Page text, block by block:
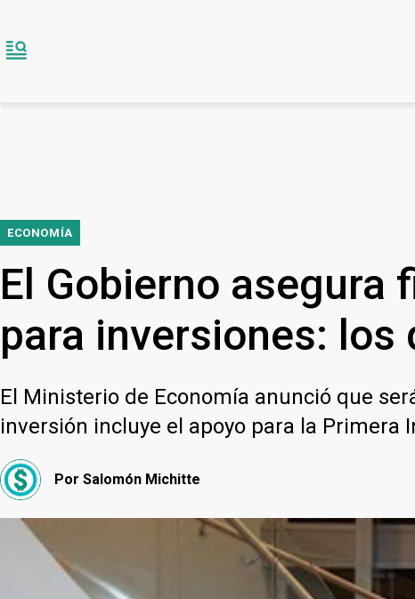
ECONOMÍA
El Gobierno asegura
para inversiones: los
El Ministerio de Economía anunció que
inversión incluye el apoyo para la Primera
Por Salomón Michitte